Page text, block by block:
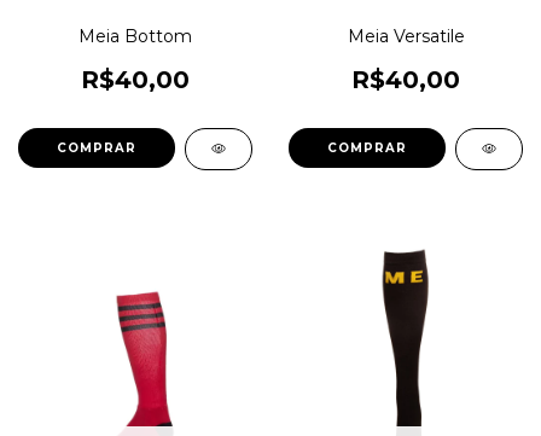
Meia Bottom
R$40,00
COMPRAR
Meia Versatile
R$40,00
COMPRAR